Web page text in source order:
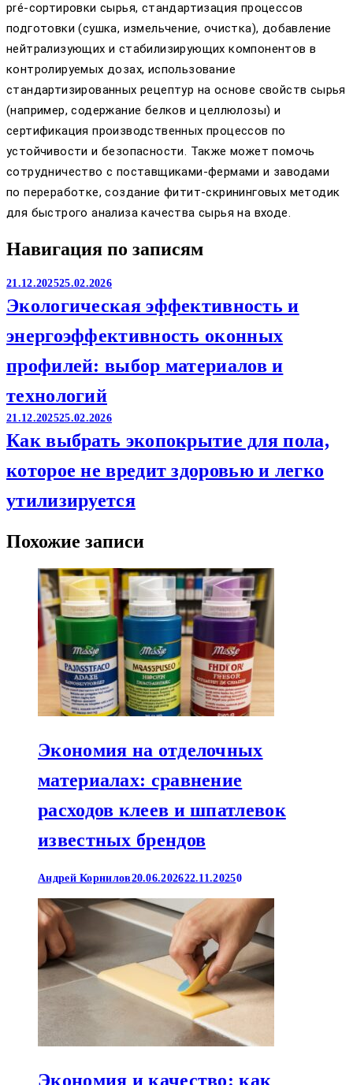
pré-сортировки сырья, стандартизация процессов
подготовки (сушка, измельчение, очистка), добавление
нейтрализующих и стабилизирующих компонентов в
контролируемых дозах, использование
стандартизированных рецептур на основе свойств сырья
(например, содержание белков и целлюлозы) и
сертификация производственных процессов по
устойчивости и безопасности. Также может помочь
сотрудничество с поставщиками-фермами и заводами
по переработке, создание фитит-скрининговых методик
для быстрого анализа качества сырья на входе.
Навигация по записям
21.12.202525.02.2026
Экологическая эффективность и
энергоэффективность оконных
профилей: выбор материалов и
технологий
21.12.202525.02.2026
Как выбрать экопокрытие для пола,
которое не вредит здоровью и легко
утилизируется
Похожие записи
Экономия на отделочных
материалах: сравнение
расходов клеев и шпатлевок
известных брендов
Андрей Корнилов20.06.202622.11.20250
Экономия и качество: как